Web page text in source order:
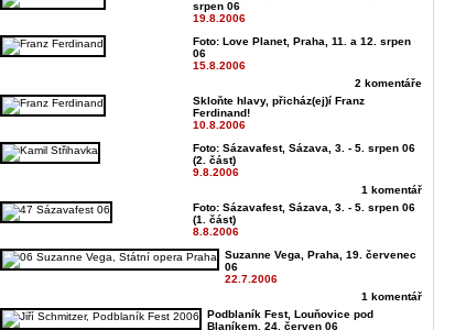
srpen 06
19.8.2006
Foto: Love Planet, Praha, 11. a 12. srpen
06
15.8.2006
2 komentáře
Skloňte hlavy, přicház(ej)í Franz
Ferdinand!
10.8.2006
Foto: Sázavafest, Sázava, 3. - 5. srpen 06
(2. část)
9.8.2006
1 komentář
Foto: Sázavafest, Sázava, 3. - 5. srpen 06
(1. část)
8.8.2006
Suzanne Vega, Praha, 19. červenec
06
22.7.2006
1 komentář
Podblaník Fest, Louňovice pod
Blaníkem, 24. červen 06